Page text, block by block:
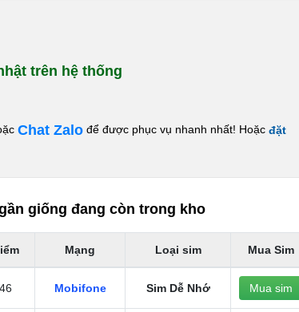
trên hệ thống
Chat Zalo để được phục vụ nhanh nhất! Hoặc đặt
giống đang còn trong kho
Mạng Loại sim Mua Sim
46 Mobifone Sim Dễ Nhớ Mua sim